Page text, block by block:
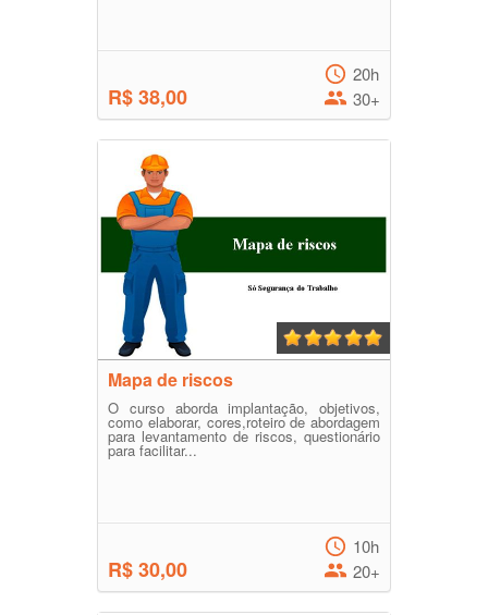
R$ 38,00
20h
30+
Mapa de riscos
O curso aborda implantação, objetivos,
como elaborar, cores,roteiro de abordagem
para levantamento de riscos, questionário
para facilitar...
R$ 30,00
10h
20+